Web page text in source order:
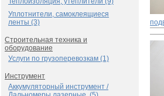
Уплотнители, самоклеящиеся
ленты (3)
Строительная техника и
оборудование
Услуги по грузоперевозкам (1)
Инструмент
Аккумуляторный инструмент /